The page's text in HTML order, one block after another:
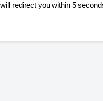
will redirect you within 5